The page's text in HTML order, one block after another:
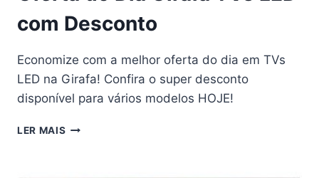
com Desconto
Economize com a melhor oferta do dia em TVs
LED na Girafa! Confira o super desconto
disponível para vários modelos HOJE!
LER MAIS OFERTA